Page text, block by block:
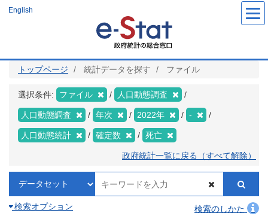
ツ
English
トップページ 統計データを探す ファイル
選択条件: ファイル 人口動態調査
人口動態調査 年次 2022年 -
人口動態統計 確定数 死亡
政府統計一覧に戻る（すべて解除）
検索オプション
検索のしかた